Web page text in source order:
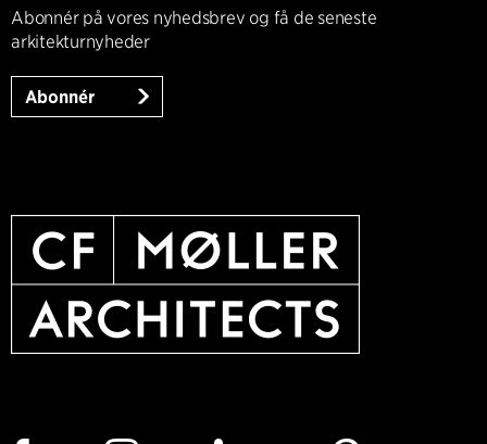
Abonnér på vores nyhedsbrev og få de seneste
arkitekturnyheder
Abonnér